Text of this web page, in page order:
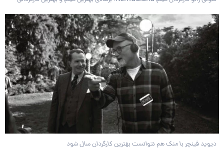
دیوید فینچر با منک هم نتوانست بهترین کارگردان سال شود